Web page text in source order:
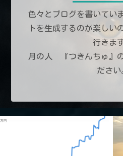
色々とブログを書いてい
トを生成するのが楽しい
行きま
月の人 『つきんちゅ』
ださい